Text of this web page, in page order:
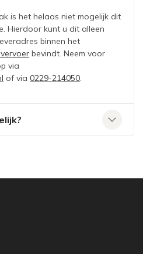
is het helaas niet mogelijk dit
Hierdoor kunt u dit alleen
binnen het
bevindt. Neem voor
via
of via 0229-214050.